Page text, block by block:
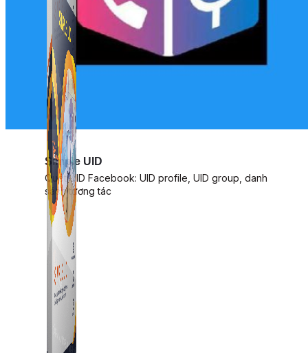
Simple UID
Quét UID Facebook: UID profile, UID group, danh
sách tương tác